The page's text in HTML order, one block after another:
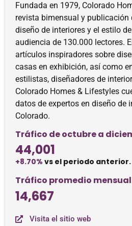
Fundada en 1979, Colorado
revista bimensual y publicación
diseño de interiores y el estilo
audiencia de 130.000 lectores.
artículos inspiradores sobre
casas en exhibición, así como
estilistas, diseñadores de
Colorado Homes & Lifestyles
datos de expertos en diseño de
Colorado.
Tráfico de octubre a
44,001
+8.70% vs el periodo anterior.
Tráfico promedio mensual
14,667
Visita el sitio web